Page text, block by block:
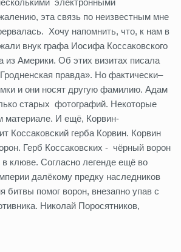
электронными
эта связь по неизвестным мне
Хочу напомнить, что, к нам в
внук графа Иосифа Коссаковского
из Америки. Об этих визитах писала
правда». Но фактически–
и они носят другую фамилию. Адам
старых фотографий. Некоторые
материале. И ещё, Корвин-
Коссаковский герба Корвин. Корвин
Герб Коссаковских - чёрный ворон
клюве. Согласно легенде ещё во
далёкому предку наследников
битвы помог ворон, внезапно упав с
Николай Поросятников,